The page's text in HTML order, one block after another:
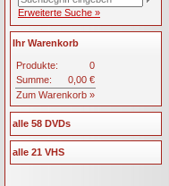
Erweiterte Suche »
Ihr Warenkorb
Produkte:
0
Summe:
0,00 €
Zum Warenkorb »
alle 58 DVDs
alle 21 VHS